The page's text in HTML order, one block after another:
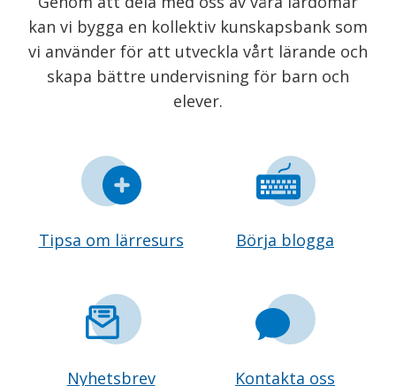
kan vi bygga en kollektiv kunskapsbank som
vi använder för att utveckla vårt lärande och
skapa bättre undervisning för barn och
elever.
Tipsa om lärresurs Börja blogga
Nyhetsbrev Kontakta oss